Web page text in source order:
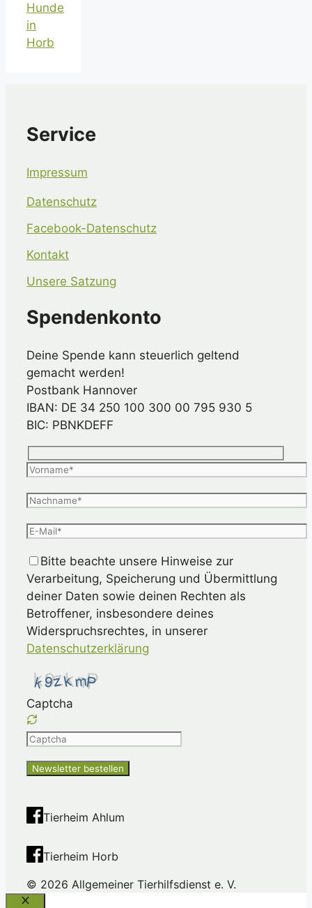
Hunde
in
Horb
Service
Impressum
Datenschutz
Facebook-Datenschutz
Kontakt
Unsere Satzung
Spendenkonto
Deine Spende kann steuerlich geltend
gemacht werden!
Postbank Hannover
IBAN: DE 34 250 100 300 00 795 930 5
BIC: PBNKDEFF
Bitte beachte unsere Hinweise zur
Verarbeitung, Speicherung und Übermittlung
deiner Daten sowie deinen Rechten als
Betroffener, insbesondere deines
Widerspruchsrechtes, in unserer
Datenschutzerklärung
Captcha
Please
the
shown
in
CAPTCHA
to
ensure
Tierheim Ahlum
Tierheim Horb
© 2026 Allgemeiner Tierhilfsdienst e. V.